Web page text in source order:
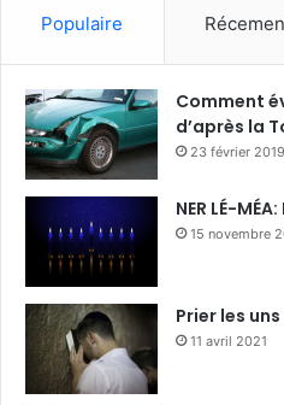
Populaire
Comment
d’après la
23 février 2019
NER LÉ-
15 novembre
Prier les
11 avril 2021